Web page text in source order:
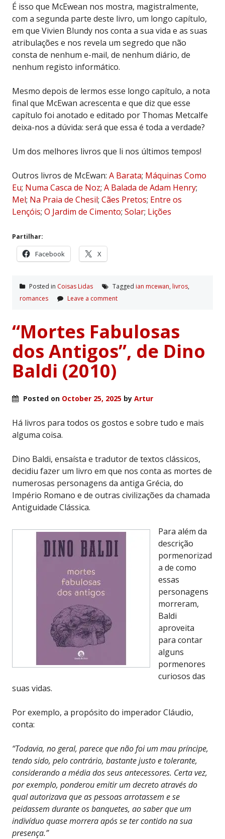
É isso que McEwean nos mostra, magistralmente,
com a segunda parte deste livro, um longo capítulo,
em que Vivien Blundy nos conta a sua vida e as suas
atribulações e nos revela um segredo que não
consta de nenhum e-mail, de nenhum diário, de
nenhum registo informático.
Mesmo depois de lermos esse longo capítulo, a nota
final que McEwan acrescenta e que diz que esse
capítulo foi anotado e editado por Thomas Metcalfe
deixa-nos a dúvida: será que essa é toda a verdade?
Um dos melhores livros que li nos últimos tempos!
Outros livros de McEwan: A Barata; Máquinas Como
Eu; Numa Casca de Noz; A Balada de Adam Henry;
Mel; Na Praia de Chesil; Cães Pretos; Entre os
Lençóis; O Jardim de Cimento; Solar; Lições
Partilhar:
Facebook X
Posted in Coisas Lidas Tagged ian mcewan, livros,
romances
Leave a comment
“Mortes Fabulosas
dos Antigos”, de Dino
Baldi (2010)
Posted on October 25, 2025 by Artur
Há livros para todos os gostos e sobre tudo e mais
alguma coisa.
Dino Baldi, ensaísta e tradutor de textos clássicos,
decidiu fazer um livro em que nos conta as mortes de
numerosas personagens da antiga Grécia, do
Império Romano e de outras civilizações da chamada
Antiguidade Clássica.
Para além da
descrição
pormenorizad
a de como
essas
personagens
morreram,
Baldi
aproveita
para contar
alguns
pormenores
curiosos das
suas vidas.
Por exemplo, a propósito do imperador Cláudio,
conta:
“Todavia, no geral, parece que não foi um mau príncipe,
tendo sido, pelo contrário, bastante justo e tolerante,
considerando a média dos seus antecessores. Certa vez,
por exemplo, ponderou emitir um decreto através do
qual autorizava que as pessoas arrotassem e se
peidassem durante os banquetes, ao saber que um
indivíduo quase morrera após se ter contido na sua
presença.”